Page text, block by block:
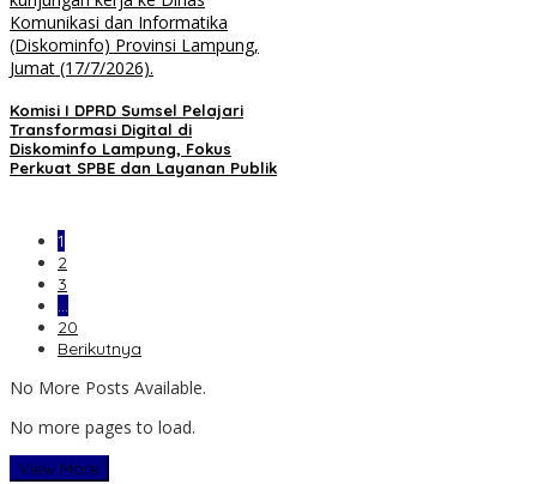
Komisi I DPRD Sumsel Pelajari
Transformasi Digital di
Diskominfo Lampung, Fokus
Perkuat SPBE dan Layanan Publik
1
2
3
…
20
Berikutnya
No More Posts Available.
No more pages to load.
View More